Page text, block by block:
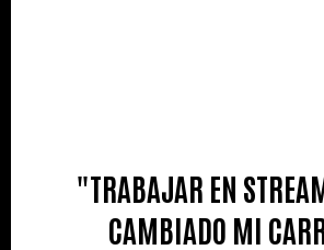
"TRABAJAR EN
CAMBIADO MI